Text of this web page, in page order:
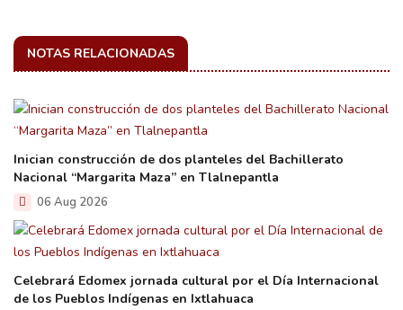
NOTAS RELACIONADAS
Inician construcción de dos planteles del Bachillerato
Nacional “Margarita Maza” en Tlalnepantla
06 Aug 2026
Celebrará Edomex jornada cultural por el Día Internacional
de los Pueblos Indígenas en Ixtlahuaca